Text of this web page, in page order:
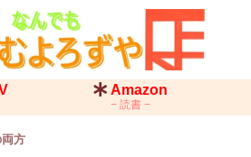
Amazon
読書
方